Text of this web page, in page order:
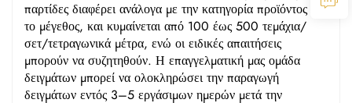
παρτίδες διαφέρει ανάλογα με την κατηγορία προϊόντος και
το μέγεθος, και κυμαίνεται από 100 έως 500 τεμάχια/
σετ/τετραγωνικά μέτρα, ενώ οι ειδικές απαιτήσεις
μπορούν να συζητηθούν. Η επαγγελματική μας ομάδα
δειγμάτων μπορεί να ολοκληρώσει την παραγωγή
δειγμάτων εντός 3–5 εργάσιμων ημερών μετά την